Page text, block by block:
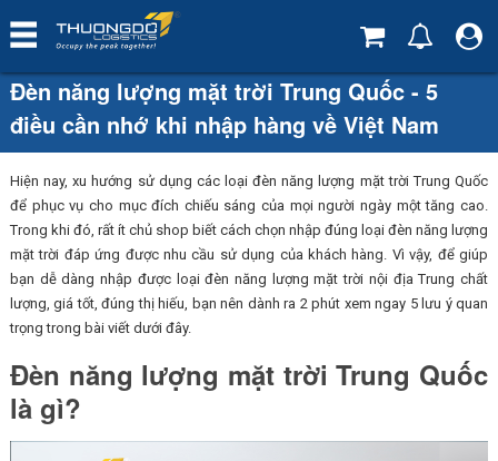
Đèn năng lượng mặt trời Trung Quốc - 5
điều cần nhớ khi nhập hàng về Việt Nam
Hiện nay, xu hướng sử dụng các loại đèn năng lượng mặt trời Trung Quốc
để phục vụ cho mục đích chiếu sáng của mọi người ngày một tăng cao.
Trong khi đó, rất ít chủ shop biết cách chọn nhập đúng loại đèn năng lượng
mặt trời đáp ứng được nhu cầu sử dụng của khách hàng. Vì vậy, để giúp
bạn dễ dàng nhập được loại đèn năng lượng mặt trời nội địa Trung chất
lượng, giá tốt, đúng thị hiếu, bạn nên dành ra 2 phút xem ngay 5 lưu ý quan
trọng trong bài viết dưới đây.
Đèn năng lượng mặt trời Trung Quốc
là gì?